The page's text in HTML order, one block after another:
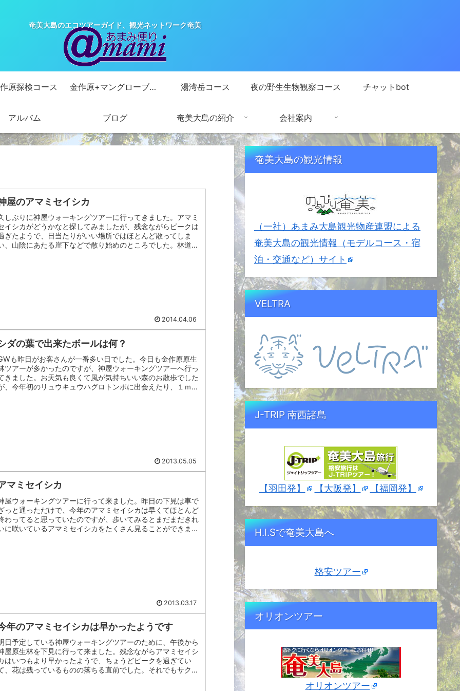
奄美大島のエコツアーガイド、観光ネットワーク奄美
原探検コース 金作原+マングローブカヌーコース 湯湾岳コース 夜の野生生物観察コース チャットbot
アルバム ブログ 奄美大島の紹介 会社案内
屋のアマミセイシカ
しぶりに神屋ウォーキングツアーに行ってきました。アマミ
イシカがどうかなと探してみましたが、残念ながらピークは
ぎたようで、日当たりがいい場所ではほとんど散ってしま
、山陰にあたる崖下などで散り始めのところでした。林道の
2014.04.06
ダの葉で出来たボールは何？
も昨日がお客さんが一番多い日でした。今日も金作原原生
ツアーが多かったのですが、神屋ウォーキングツアーへ行っ
きました。お天気も良くて風が気持ちいい森のお散歩でした
、今年初のリュウキュウハグロトンボに出会えたり、１ｍを
2013.05.05
マミセイシカ
屋ウォーキングツアーに行って来ました。昨日の下見は車で
っと通っただけで、今年のアマミセイシカは早くてほとんど
わってると思っていたのですが、歩いてみるとまだまだきれ
に咲いているアマミセイシカをたくさん見ることができまし
2013.03.17
年のアマミセイシカは早かったようです
日予定している神屋ウォーキングツアーのために、午後から
屋原生林を下見に行って来ました。残念ながらアマミセイシ
はいつもより早かったようで、ちょうどピークを過ぎてい
、花は残っているものの落ちる直前でした。それでもサクラ
奄美大島の観光情報
（一社）あまみ大島観光物産連盟による
奄美大島の観光情報（モデルコース・宿
泊・交通など）サイト
VELTRA
J-TRIP 南西諸島
【羽田発】 【大阪発】 【福岡発】
H.I.Sで奄美大島へ
格安ツアー
オリオンツアー
オリオンツアー